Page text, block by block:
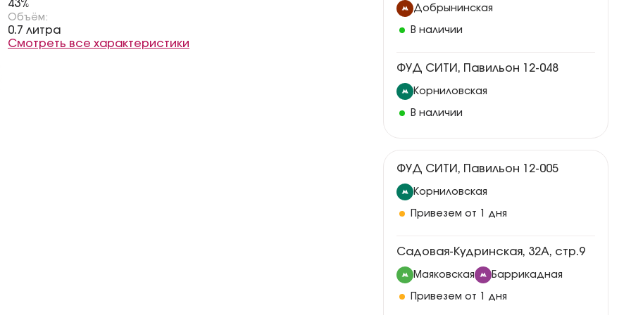
43%
Объём:
0.7 литра
Смотреть все характеристики
Добрынинская
В наличии
ФУД СИТИ, Павильон 12-048
Корниловская
В наличии
ФУД СИТИ, Павильон 12-005
Корниловская
Привезем от 1 дня
Садовая-Кудринская, 32А, стр.9
Маяковская Баррикадная
Привезем от 1 дня